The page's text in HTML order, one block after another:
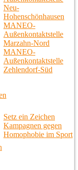
Neu-
Hohenschönhausen
MANEO-
Außenkontaktstelle
Marzahn-Nord
MANEO-
Außenkontaktstelle
Zehlendorf-Süd
Setz ein Zeichen
Kampagnen gegen
Homophobie im Sport